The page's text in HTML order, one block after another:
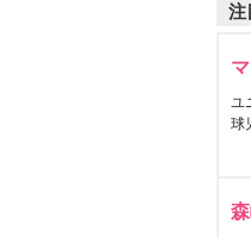
注
ユ
球